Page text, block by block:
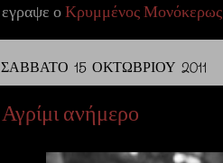
εγραψε οΚρυμμένος Μονόκερως
ΣΆΒΒΑΤΟ 15 ΟΚΤΩΒΡΊΟΥ 2011
Αγρίμι ανήμερο